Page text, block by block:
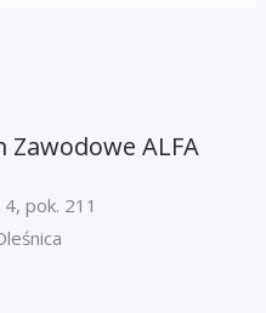
Zawodowe ALFA
pok. 211